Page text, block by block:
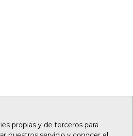
propias y de terceros para